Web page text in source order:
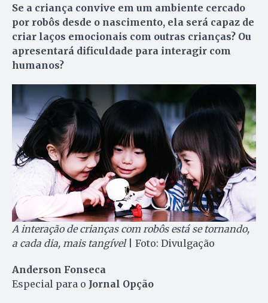
Se a criança convive em um ambiente cercado
por robôs desde o nascimento, ela será capaz de
criar laços emocionais com outras crianças? Ou
apresentará dificuldade para interagir com
humanos?
A interação de crianças com robôs está se tornando,
a cada dia, mais tangível| Foto: Divulgação
Anderson Fonseca
Especial para o Jornal Opção